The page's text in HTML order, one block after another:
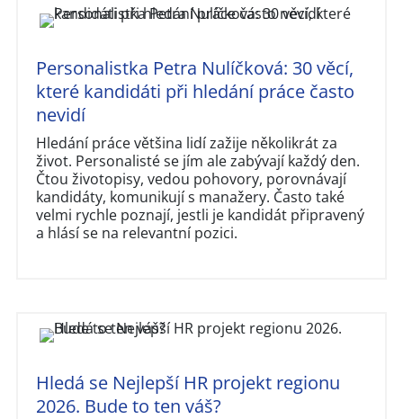
Personalistka Petra Nulíčková: 30 věcí,
které kandidáti při hledání práce často
nevidí
Hledání práce většina lidí zažije několikrát za
život. Personalisté se jím ale zabývají každý den.
Čtou životopisy, vedou pohovory, porovnávají
kandidáty, komunikují s manažery. Často také
velmi rychle poznají, jestli je kandidát připravený
a hlásí se na relevantní pozici.
Hledá se Nejlepší HR projekt regionu
2026. Bude to ten váš?